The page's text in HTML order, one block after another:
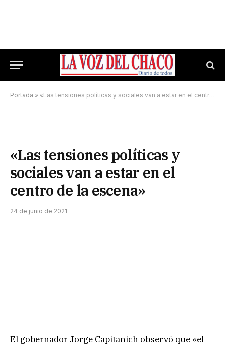
Portada » «Las tensiones políticas y sociales van a estar en el centro de la escena»
«Las tensiones políticas y
sociales van a estar en el
centro de la escena»
24 de junio de 2021
El gobernador Jorge Capitanich observó que «el